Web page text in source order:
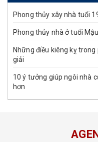
Phong thủy xây nhà tuổi
Phong thủy nhà ở tuổi
Những điều kiêng kỵ
giải
10 ý tưởng giúp ngôi nhà
hơn